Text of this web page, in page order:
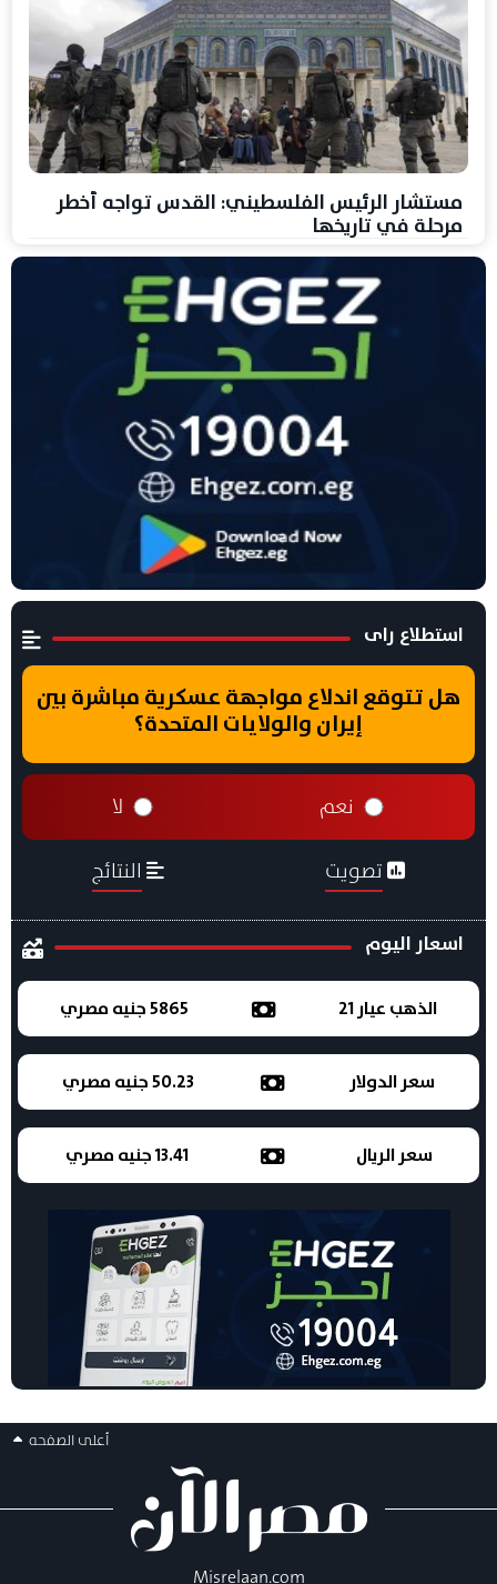
مستشار الرئيس الفلسطيني: القدس تواجه أخطر
مرحلة في تاريخها
استطلاع راى
هل تتوقع اندلاع مواجهة عسكرية مباشرة بين
إيران والولايات المتحدة؟
نعم لا
تصويت النتائج
اسعار اليوم
الذهب عيار 21 5865 جنيه مصري
سعر الدولار 50.23 جنيه مصري
سعر الريال 13.41 جنيه مصري
أعلى الصفحه
Misrelaan.com